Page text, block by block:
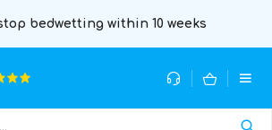
bedwetting within 10 weeks